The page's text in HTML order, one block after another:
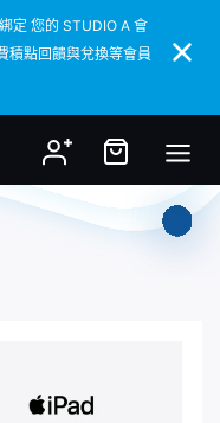
定 您的 STUDIO A 會
積點回饋與兌換等會員
定 您的 STUDIO A 會
積點回饋與兌換等會員